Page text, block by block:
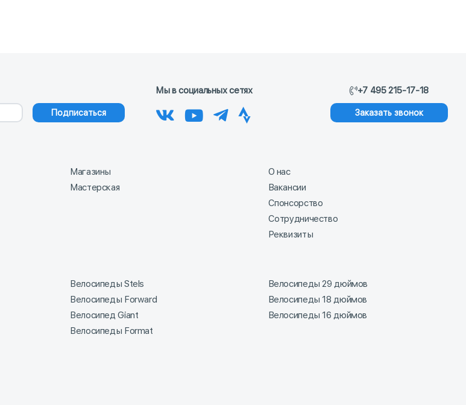
Подписаться
Мы в социальных сетях +7 495 215-17-18
Заказать звонок
Магазины
Мастерская
О нас
Вакансии
Спонсорство
Сотрудничество
Реквизиты
Велосипеды Stels
Велосипеды Forward
Велосипед Giant
Велосипеды Format
Велосипеды 29 дюймов
Велосипеды 18 дюймов
Велосипеды 16 дюймов